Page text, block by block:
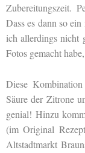
Zubereitungszeit.
Dass es dann so
ich allerdings nicht
Fotos gemacht
Diese
Säure der Zitrone
genial! Hinzu
(im Original
Altstadtmarkt